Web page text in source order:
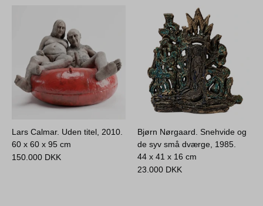
Lars Calmar. Uden titel, 2010.
60 x 60 x 95 cm
150.000 DKK
Bjørn Nørgaard. Snehvide og
de syv små dværge, 1985.
44 x 41 x 16 cm
23.000 DKK